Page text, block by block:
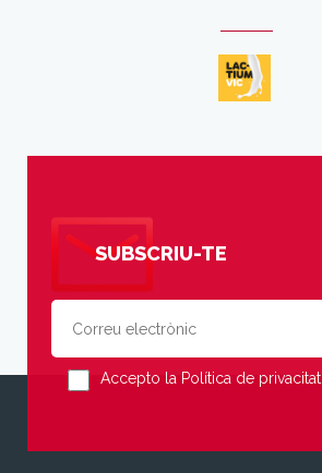
SUBSCRIU-TE
Accepto la Política de privacitat